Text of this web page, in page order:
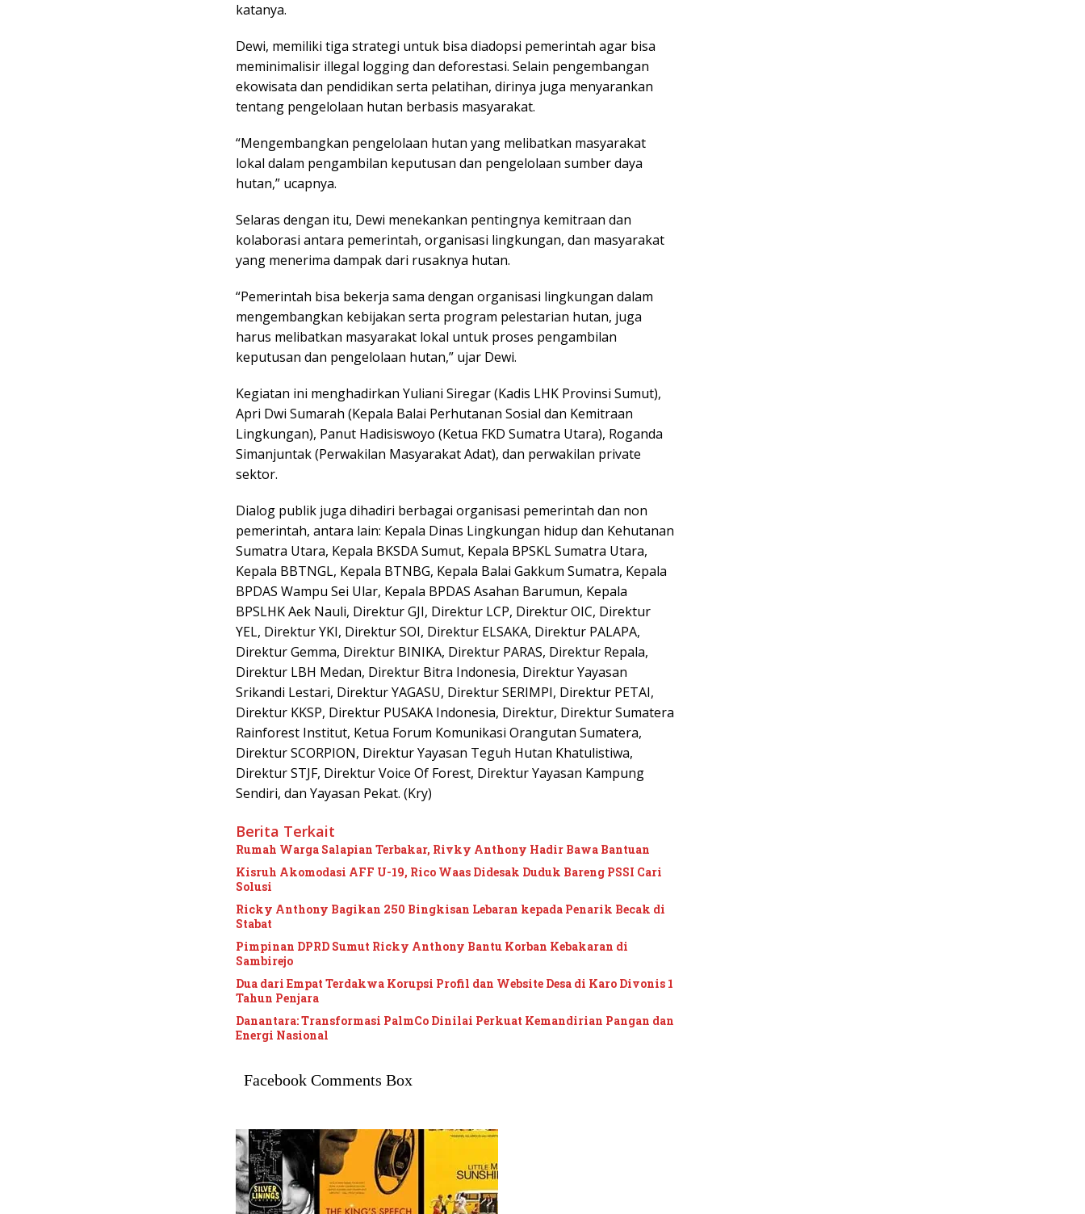
katanya.
Dewi, memiliki tiga strategi untuk bisa diadopsi pemerintah agar bisa
meminimalisir illegal logging dan deforestasi. Selain pengembangan
ekowisata dan pendidikan serta pelatihan, dirinya juga menyarankan
tentang pengelolaan hutan berbasis masyarakat.
“Mengembangkan pengelolaan hutan yang melibatkan masyarakat
lokal dalam pengambilan keputusan dan pengelolaan sumber daya
hutan,” ucapnya.
Selaras dengan itu, Dewi menekankan pentingnya kemitraan dan
kolaborasi antara pemerintah, organisasi lingkungan, dan masyarakat
yang menerima dampak dari rusaknya hutan.
“Pemerintah bisa bekerja sama dengan organisasi lingkungan dalam
mengembangkan kebijakan serta program pelestarian hutan, juga
harus melibatkan masyarakat lokal untuk proses pengambilan
keputusan dan pengelolaan hutan,” ujar Dewi.
Kegiatan ini menghadirkan Yuliani Siregar (Kadis LHK Provinsi Sumut),
Apri Dwi Sumarah (Kepala Balai Perhutanan Sosial dan Kemitraan
Lingkungan), Panut Hadisiswoyo (Ketua FKD Sumatra Utara), Roganda
Simanjuntak (Perwakilan Masyarakat Adat), dan perwakilan private
sektor.
Dialog publik juga dihadiri berbagai organisasi pemerintah dan non
pemerintah, antara lain: Kepala Dinas Lingkungan hidup dan Kehutanan
Sumatra Utara, Kepala BKSDA Sumut, Kepala BPSKL Sumatra Utara,
Kepala BBTNGL, Kepala BTNBG, Kepala Balai Gakkum Sumatra, Kepala
BPDAS Wampu Sei Ular, Kepala BPDAS Asahan Barumun, Kepala
BPSLHK Aek Nauli, Direktur GJI, Direktur LCP, Direktur OIC, Direktur
YEL, Direktur YKI, Direktur SOI, Direktur ELSAKA, Direktur PALAPA,
Direktur Gemma, Direktur BINIKA, Direktur PARAS, Direktur Repala,
Direktur LBH Medan, Direktur Bitra Indonesia, Direktur Yayasan
Srikandi Lestari, Direktur YAGASU, Direktur SERIMPI, Direktur PETAI,
Direktur KKSP, Direktur PUSAKA Indonesia, Direktur, Direktur Sumatera
Rainforest Institut, Ketua Forum Komunikasi Orangutan Sumatera,
Direktur SCORPION, Direktur Yayasan Teguh Hutan Khatulistiwa,
Direktur STJF, Direktur Voice Of Forest, Direktur Yayasan Kampung
Sendiri, dan Yayasan Pekat. (Kry)
Berita Terkait
Rumah Warga Salapian Terbakar, Rivky Anthony Hadir Bawa Bantuan
Kisruh Akomodasi AFF U-19, Rico Waas Didesak Duduk Bareng PSSI Cari
Solusi
Ricky Anthony Bagikan 250 Bingkisan Lebaran kepada Penarik Becak di
Stabat
Pimpinan DPRD Sumut Ricky Anthony Bantu Korban Kebakaran di
Sambirejo
Dua dari Empat Terdakwa Korupsi Profil dan Website Desa di Karo Divonis 1
Tahun Penjara
Danantara: Transformasi PalmCo Dinilai Perkuat Kemandirian Pangan dan
Energi Nasional
Facebook Comments Box